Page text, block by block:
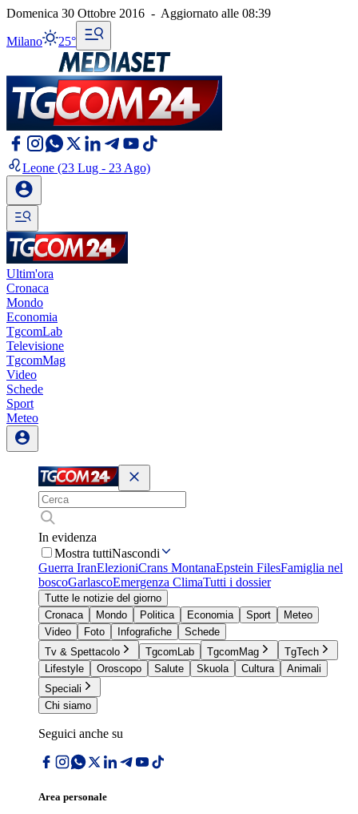
Domenica 30 Ottobre 2016 - Aggiornato alle 08:39
Milano 25°
Leone (23 Lug - 23 Ago)
Ultim'ora
Cronaca
Mondo
Economia
TgcomLab
Televisione
TgcomMag
Video
Schede
Sport
Meteo
In evidenza
Mostra tuttiNascondi
Guerra IranElezioniCrans MontanaEpstein FilesFamiglia nel
boscoGarlascoEmergenza ClimaTutti i dossier
Tutte le notizie del giorno
Cronaca
Mondo Politica Economia Sport
Meteo
Video
Foto Infografiche
Schede
Tv & Spettacolo
TgcomLab TgcomMag
TgTech
Lifestyle
Oroscopo Salute Skuola Cultura
Animali
Speciali
Chi siamo
Seguici anche su
Area personale